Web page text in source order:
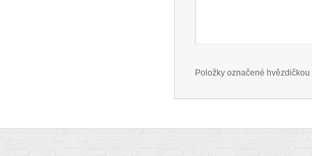
Položky označené hvězdičkou